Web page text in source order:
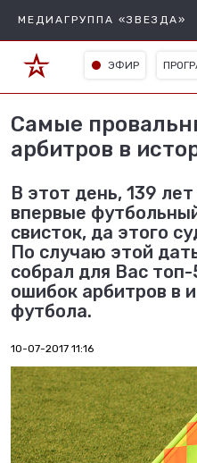
МЕДИАГРУППА «ЗВЕЗДА»
ЭФИР
Самые
арбитров в
В этот день, 139
впервые
свисток, да этого
По случаю этой
собрал для Вас
ошибок арбитров в
футбола.
10-07-2017 11:16